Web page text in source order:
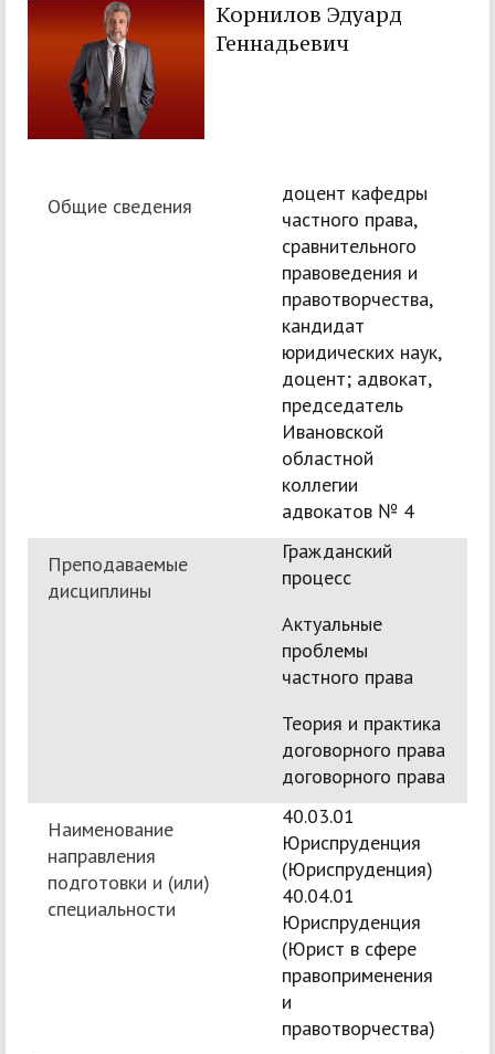
Корнилов Эдуард
Геннадьевич
Общие сведения
доцент кафедры
частного права,
сравнительного
правоведения и
правотворчества,
кандидат
юридических наук,
доцент; адвокат,
председатель
Ивановской
областной
коллегии
адвокатов № 4
Преподаваемые
дисциплины
Гражданский
процесс
Актуальные
проблемы
частного права
Теория и практика
договорного права
договорного права
Наименование
направления
подготовки и (или)
специальности
40.03.01
Юриспруденция
(Юриспруденция)
40.04.01
Юриспруденция
(Юрист в сфере
правоприменения
и
правотворчества)